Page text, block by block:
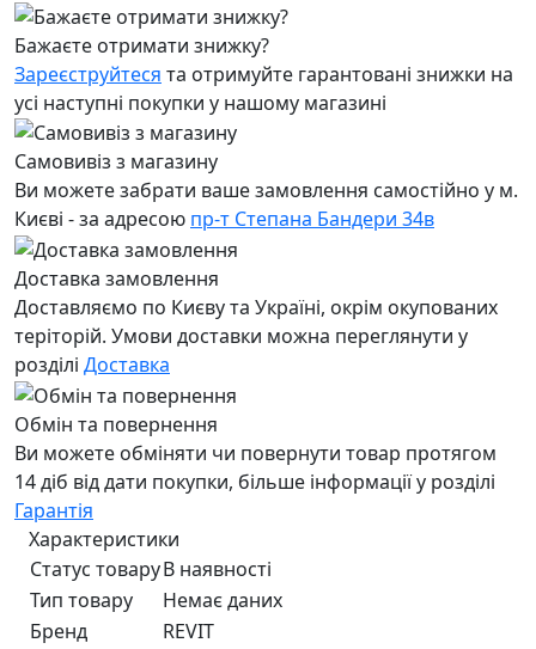
Бажаєте отримати знижку?
Зареєструйтеся та отримуйте гарантовані знижки на
усі наступні покупки у нашому магазині
Самовивіз з магазину
Ви можете забрати ваше замовлення самостійно у м.
Києві - за адресою пр-т Степана Бандери 34в
Доставка замовлення
Доставляємо по Києву та Україні, окрім окупованих
теріторій. Умови доставки можна переглянути у
розділі Доставка
Обмін та повернення
Ви можете обміняти чи повернути товар протягом
14 діб від дати покупки, більше інформації у розділі
Гарантія
Характеристики
Статус товаруВ наявності
Тип товару
Немає даних
Бренд
REVIT